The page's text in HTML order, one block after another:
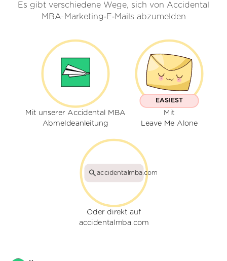
Es gibt verschiedene Wege, sich von Accidental
MBA-Marketing‑E‑Mails abzumelden
Mit unserer Accidental MBA
Abmeldeanleitung
EASIEST
Mit
Leave Me Alone
accidentalmba.com
Oder direkt auf
accidentalmba.com